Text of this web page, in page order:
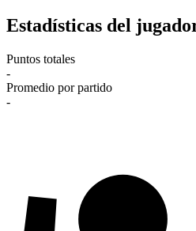
Estadísticas del
Puntos totales
-
Promedio por partido
-